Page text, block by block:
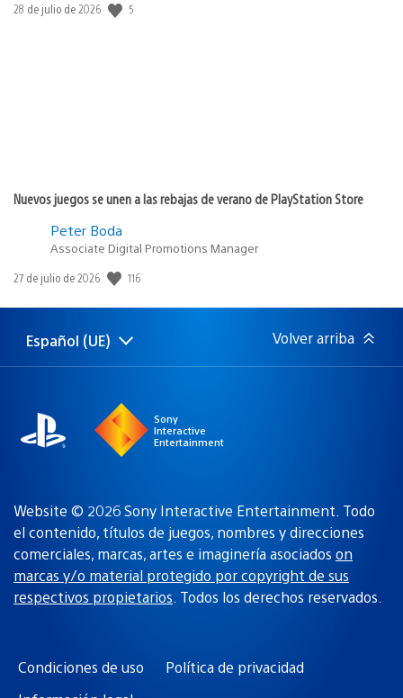
Fecha
28 de julio de 2026 5
Nuevos juegos se unen a las rebajas de verano de PlayStation Store
Peter Boda
Associate Digital Promotions Manager
Fecha
publicación:
27 de julio de 2026 116
Selecciona
una
Región
actual:
Español (UE) Volver arriba
Sony
Interactive
Entertainment
Website © 2026 Sony Interactive Entertainment. Todo
el contenido, títulos de juegos, nombres y direcciones
comerciales, marcas, artes e imaginería asociados on
marcas y/o material protegido por copyright de sus
respectivos propietarios. Todos los derechos reservados.
Condiciones de uso
Política de privacidad